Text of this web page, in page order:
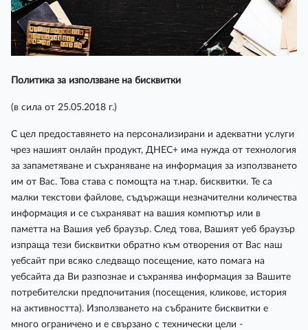
Политика за използване на бисквитки
(в сила от 25.05.2018 г.)
С цел предоставянето на персонализирани и адекватни услуги
чрез нашият онлайн продукт, ДНЕС+ има нужда от технология
за запаметяване и съхраняване на информация за използването
им от Вас. Това става с помощта на т.нар. бисквитки. Те са
малки текстови файлове, съдържащи незначителни количества
информация и се съхраняват на вашия компютър или в
паметта на Вашия уеб браузър. След това, Вашият уеб браузър
изпраща тези бисквитки обратно към отворения от Вас наш
уебсайт при всяко следващо посещение, като помага на
уебсайта да Ви разпознае и съхранява информация за Вашите
потребителски предпочитания (посещения, кликове, история
на активността). Използването на събраните бисквитки е
много ограничено и е свързано с технически цели -